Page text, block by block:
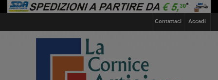
Accedi
Contattaci